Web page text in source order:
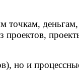
точкам,
проектов,
но и